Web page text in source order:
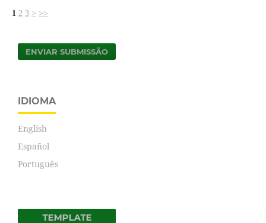
1 2 3 > >>
ENVIAR SUBMISSÃO
IDIOMA
English
Español
Português